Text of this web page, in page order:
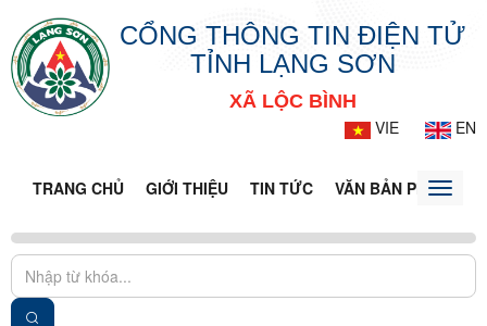
CỔNG THÔNG TIN ĐIỆN TỬ
TỈNH LẠNG SƠN
XÃ LỘC BÌNH
VIE
EN
TRANG CHỦ GIỚI THIỆU TIN TỨC VĂN BẢN PHÁPToggle